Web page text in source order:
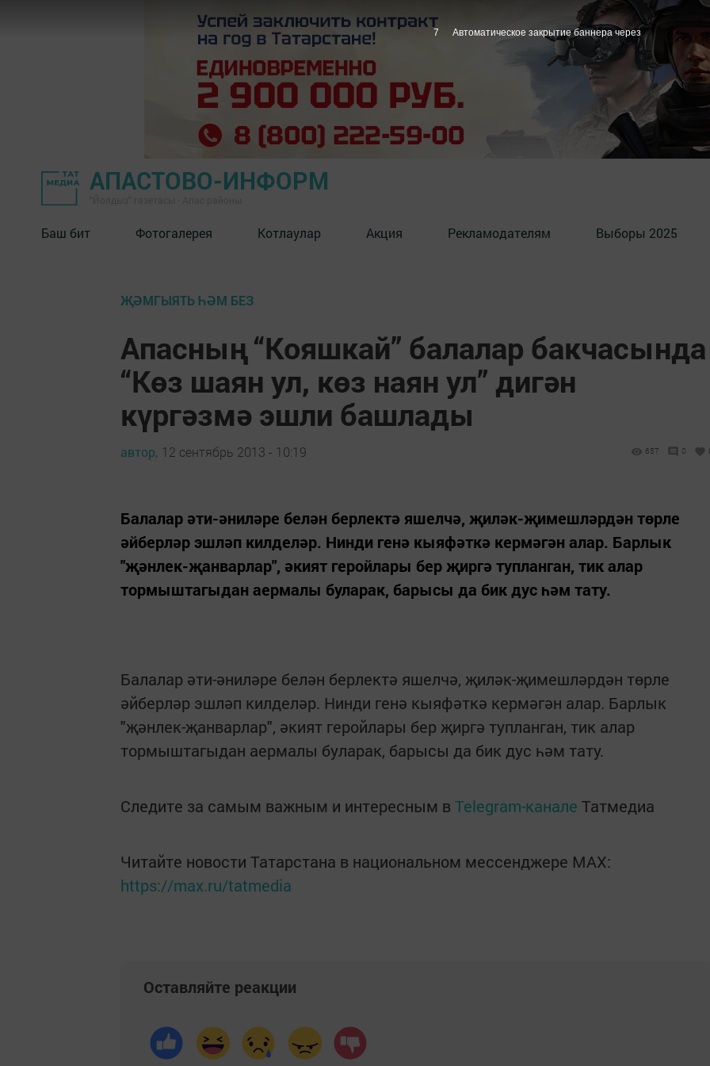
АПАСТОВО-ИНФОРМ
Баш бит Фотогалерея Котлаулар Акция Рекламодателям Выборы 2025
ҖӘМГЫЯТЬ ҺӘМ БЕЗ
Апасның “Кояшкай” балалар бакчасында
“Көз шаян ул, көз наян ул” дигән
күргәзмә эшли башлады
автор, 12 сентябрь 2013 - 10:19 657 0
Балалар әти-әниләре белән берлектә яшелчә, җиләк-җимешләрдән төрле
әйберләр эшләп килделәр. Нинди генә кыяфәткә кермәгән алар. Барлык
"җәнлек-җанварлар", әкият геройлары бер җиргә тупланган, тик алар
тормыштагыдан аермалы буларак, барысы да бик дус һәм тату.
Балалар әти-әниләре белән берлектә яшелчә, җиләк-җимешләрдән төрле
әйберләр эшләп килделәр. Нинди генә кыяфәткә кермәгән алар. Барлык
"җәнлек-җанварлар", әкият геройлары бер җиргә тупланган, тик алар
тормыштагыдан аермалы буларак, барысы да бик дус һәм тату.
Следите за самым важным и интересным в Telegram-канале Татмедиа
Читайте новости Татарстана в национальном мессенджере MАХ:
https://max.ru/tatmedia
Оставляйте реакции
6 Автоматическое закрытие баннера через